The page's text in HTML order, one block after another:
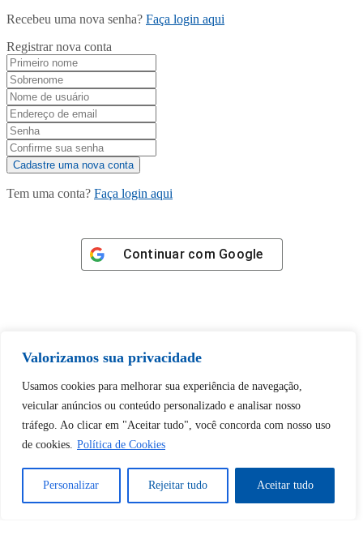
Valorizamos sua privacidade
Usamos cookies para melhorar sua experiência de navegação,
veicular anúncios ou conteúdo personalizado e analisar nosso
tráfego. Ao clicar em "Aceitar tudo", você concorda com nosso uso
de cookies. Política de Cookies
Personalizar Rejeitar tudo Aceitar tudo
Recebeu uma nova senha? Faça login aqui
Registrar nova conta
Tem uma conta? Faça login aqui
Continuar com Google
Tem certeza de que deseja
desbloquear esta publicação?
Sim Não